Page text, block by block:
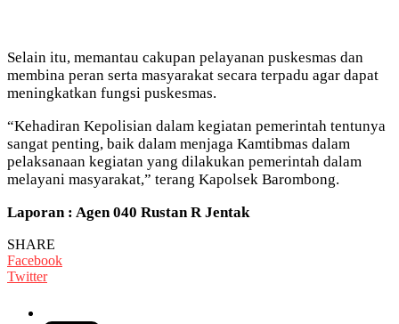
Selain itu, memantau cakupan pelayanan puskesmas dan
membina peran serta masyarakat secara terpadu agar dapat
meningkatkan fungsi puskesmas.
“Kehadiran Kepolisian dalam kegiatan pemerintah tentunya
sangat penting, baik dalam menjaga Kamtibmas dalam
pelaksanaan kegiatan yang dilakukan pemerintah dalam
melayani masyarakat,” terang Kapolsek Barombong.
Laporan : Agen 040 Rustan R Jentak
SHARE
Facebook
Twitter